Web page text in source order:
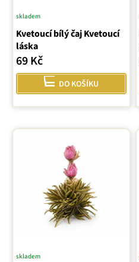
u
ů
Kvetoucí bílý čaj Kvetoucí
láska
skladem
69 Kč
DO KOŠÍKU
skladem